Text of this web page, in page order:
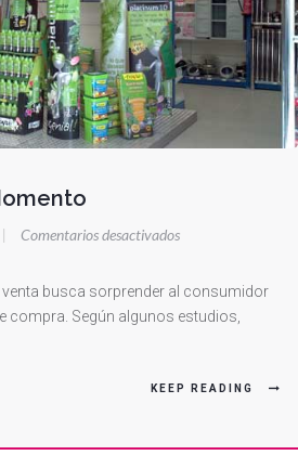
| Comentarios desactivadosen
El
Último
venta busca sorprender al consumidor
compra. Según algunos estudios,
KEEP READING